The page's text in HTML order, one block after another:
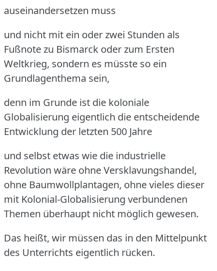
auseinandersetzen muss
und nicht mit ein oder zwei Stunden als
Fußnote zu Bismarck oder zum Ersten
Weltkrieg, sondern es müsste so ein
Grundlagenthema sein,
denn im Grunde ist die koloniale
Globalisierung eigentlich die entscheidende
Entwicklung der letzten 500 Jahre
und selbst etwas wie die industrielle
Revolution wäre ohne Versklavungshandel,
ohne Baumwollplantagen, ohne vieles dieser
mit Kolonial-Globalisierung verbundenen
Themen überhaupt nicht möglich gewesen.
Das heißt, wir müssen das in den Mittelpunkt
des Unterrichts eigentlich rücken.